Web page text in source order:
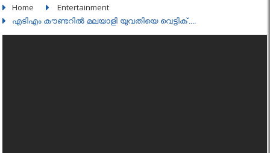
Home Entertainment
എടിഎം കൗണ്ടറില്‍ മലയാളി യുവതിയെ വെട്ടിക്....